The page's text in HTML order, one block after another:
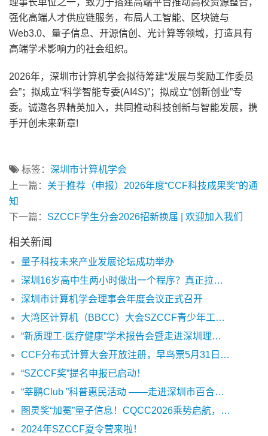
理事长单位之一，致力于搭建高端平台推动高校资源整合，
强化高端人才供应链服务，布局人工智能、区块链与
Web3.0、量子信息、开源信创、光计算等领域，打造具有
高端学术影响力的社会组织。
会”；拟成立“科学智能专委(AI4S)”；拟成立“创新创业”专
委。诚邀各界精英加入，共同推动科技创新与智能发展，携
手开创未来新章!
标签：
上一篇：关于推荐（申报）2026年度“CCF科技成果奖”的通
相关新闻
量子科技未来产业发展论坛成功举办
深圳16岁高中生两小时做出一个程序？真正拉开差距的是“提问力”
深圳市计算机学会理事会年度会议正式召开